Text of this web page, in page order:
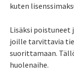
kuten
Lisäksi
joille tarvittavia
suorittamaan.
huolenaihe.